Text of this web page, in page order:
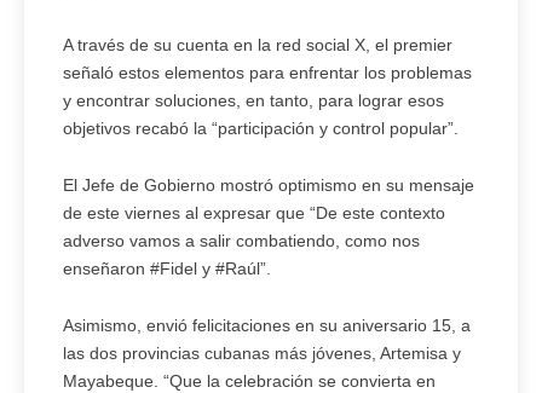
A través de su cuenta en la red social X, el premier
señaló estos elementos para enfrentar los problemas
y encontrar soluciones, en tanto, para lograr esos
objetivos recabó la “participación y control popular”.
El Jefe de Gobierno mostró optimismo en su mensaje
de este viernes al expresar que “De este contexto
adverso vamos a salir combatiendo, como nos
enseñaron #Fidel y #Raúl”.
Asimismo, envió felicitaciones en su aniversario 15, a
las dos provincias cubanas más jóvenes, Artemisa y
Mayabeque. “Que la celebración se convierta en